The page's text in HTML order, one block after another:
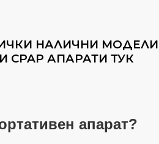
НАЛИЧНИ МОДЕЛИ
АПАРАТИ ТУК
апарат?